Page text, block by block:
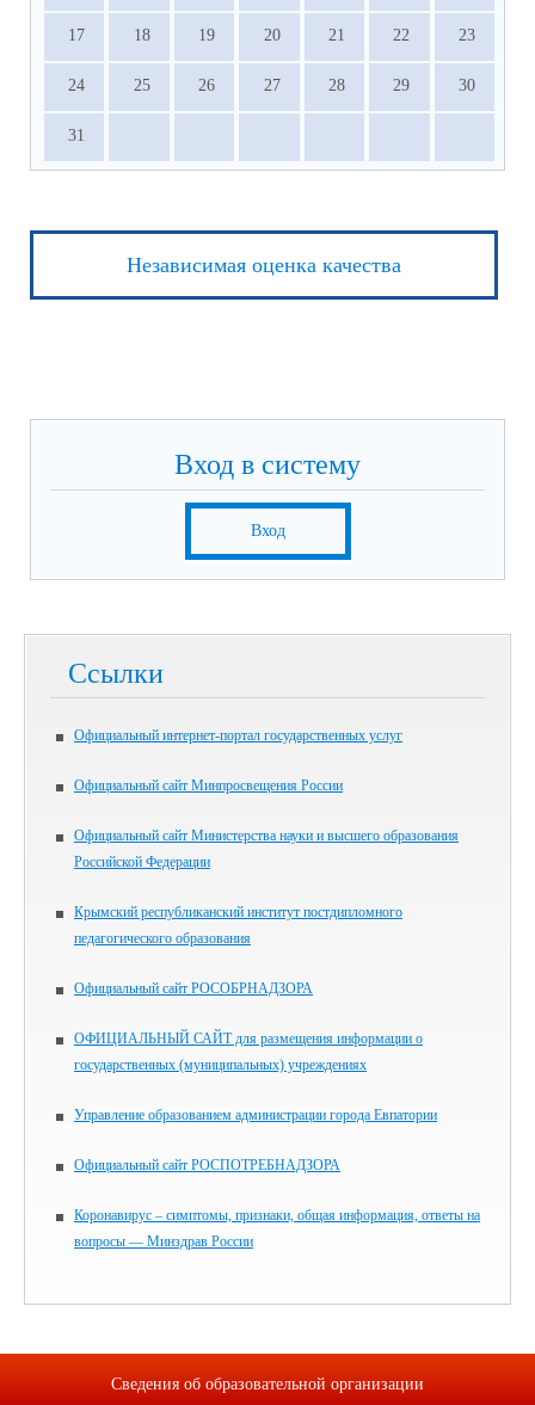
17 18 19 20 21 22 23
24 25 26 27 28 29 30
31
Независимая оценка качества
Вход в систему
Вход
Ссылки
Официальный интернет-портал государственных услуг
Официальный сайт Минпросвещения России
Официальный сайт Министерства науки и высшего образования
Российской Федерации
Крымский республиканский институт постдипломного
педагогического образования
Официальный сайт РОСОБРНАДЗОРА
ОФИЦИАЛЬНЫЙ САЙТ для размещения информации о
государственных (муниципальных) учреждениях
Управление образованием администрации города Евпатории
Официальный сайт РОСПОТРЕБНАДЗОРА
Коронавирус – симптомы, признаки, общая информация, ответы на
вопросы — Минздрав России
Сведения об образовательной организации